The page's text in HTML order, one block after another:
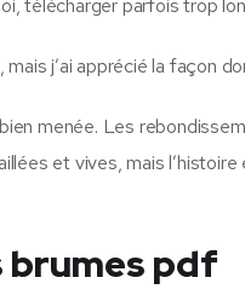
télécharger parfois trop
j’ai apprécié la façon
menée. Les
et vives, mais
brumes pdf